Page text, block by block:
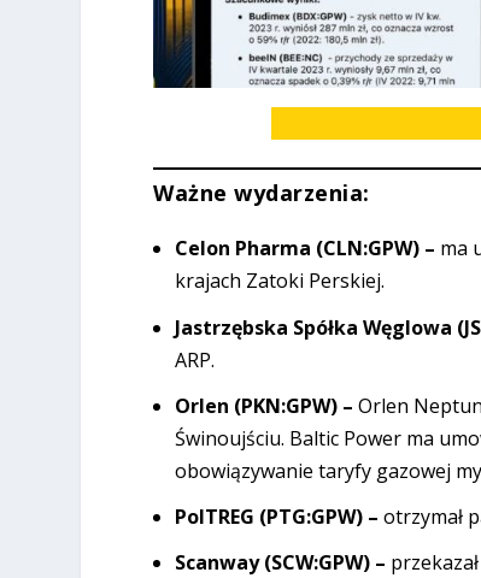
Ważne wydarzenia:
Celon Pharma (CLN:GPW) – ma
krajach Zatoki Perskiej.
Jastrzębska Spółka Węglowa
ARP.
Orlen (PKN:GPW) –Orlen
Świnoujściu. Baltic Power ma
obowiązywanie taryfy gazowej
PolTREG (PTG:GPW) –otrzymał
Scanway (SCW:GPW) –